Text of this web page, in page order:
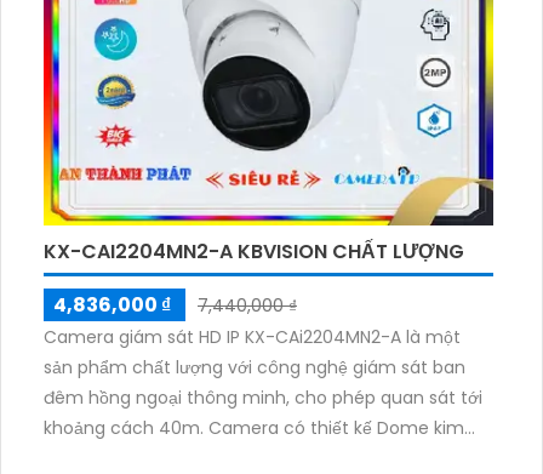
KX-CAI2204MN2-A KBVISION CHẤT LƯỢNG
4,836,000 ₫
7,440,000 ₫
Camera giám sát HD IP KX-CAi2204MN2-A là một
sản phẩm chất lượng với công nghệ giám sát ban
đêm hồng ngoại thông minh, cho phép quan sát tới
khoảng cách 40m. Camera có thiết kế Dome kim